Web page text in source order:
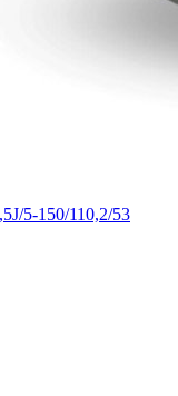
5-150/110,2/53